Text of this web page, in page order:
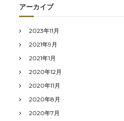
アーカイブ
2023年11月
2021年9月
2021年1月
2020年12月
2020年11月
2020年8月
2020年7月